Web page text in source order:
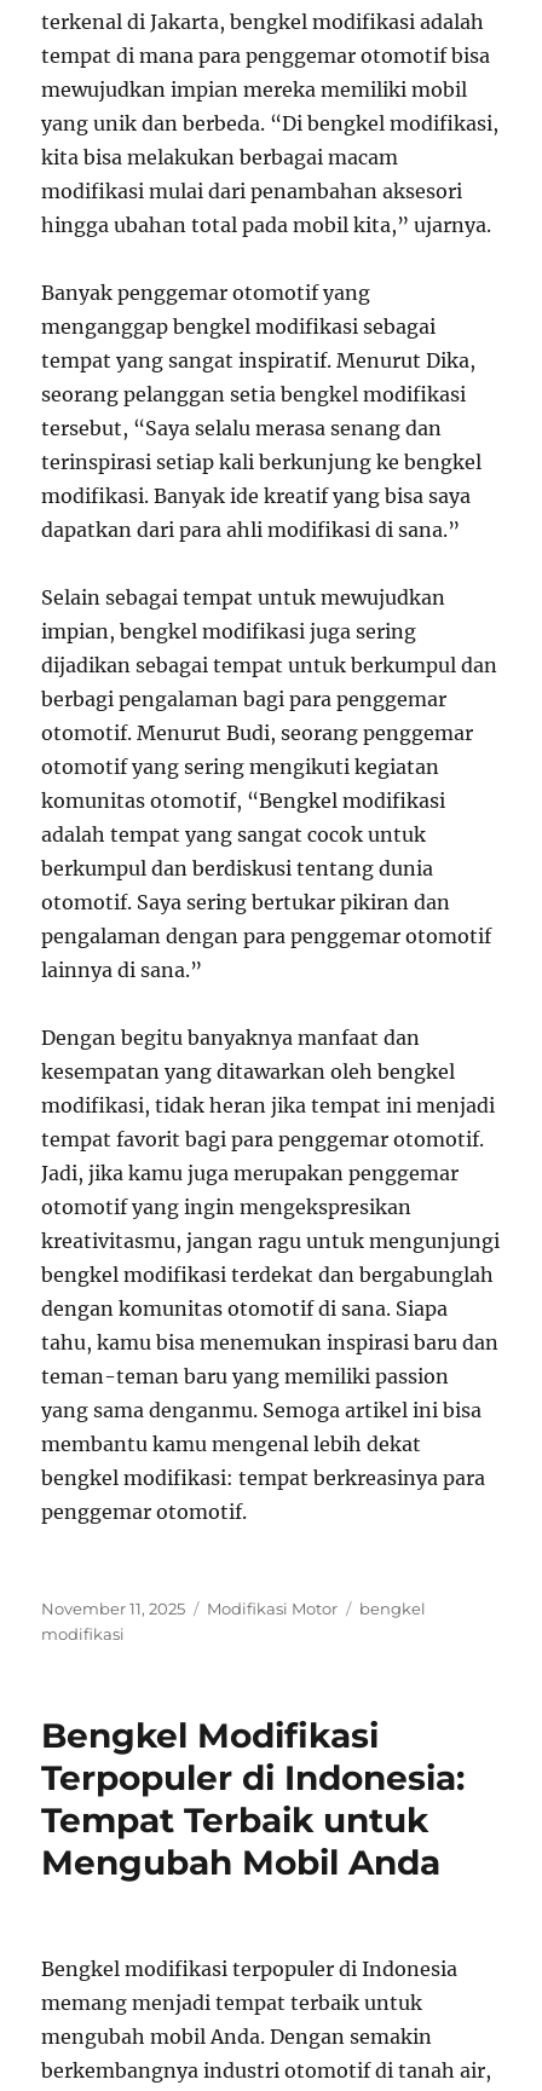
terkenal di Jakarta, bengkel modifikasi adalah
tempat di mana para penggemar otomotif bisa
mewujudkan impian mereka memiliki mobil
yang unik dan berbeda. “Di bengkel modifikasi,
kita bisa melakukan berbagai macam
modifikasi mulai dari penambahan aksesori
hingga ubahan total pada mobil kita,” ujarnya.
Banyak penggemar otomotif yang
menganggap bengkel modifikasi sebagai
tempat yang sangat inspiratif. Menurut Dika,
seorang pelanggan setia bengkel modifikasi
tersebut, “Saya selalu merasa senang dan
terinspirasi setiap kali berkunjung ke bengkel
modifikasi. Banyak ide kreatif yang bisa saya
dapatkan dari para ahli modifikasi di sana.”
Selain sebagai tempat untuk mewujudkan
impian, bengkel modifikasi juga sering
dijadikan sebagai tempat untuk berkumpul dan
berbagi pengalaman bagi para penggemar
otomotif. Menurut Budi, seorang penggemar
otomotif yang sering mengikuti kegiatan
komunitas otomotif, “Bengkel modifikasi
adalah tempat yang sangat cocok untuk
berkumpul dan berdiskusi tentang dunia
otomotif. Saya sering bertukar pikiran dan
pengalaman dengan para penggemar otomotif
lainnya di sana.”
Dengan begitu banyaknya manfaat dan
kesempatan yang ditawarkan oleh bengkel
modifikasi, tidak heran jika tempat ini menjadi
tempat favorit bagi para penggemar otomotif.
Jadi, jika kamu juga merupakan penggemar
otomotif yang ingin mengekspresikan
kreativitasmu, jangan ragu untuk mengunjungi
bengkel modifikasi terdekat dan bergabunglah
dengan komunitas otomotif di sana. Siapa
tahu, kamu bisa menemukan inspirasi baru dan
teman-teman baru yang memiliki passion
yang sama denganmu. Semoga artikel ini bisa
membantu kamu mengenal lebih dekat
bengkel modifikasi: tempat berkreasinya para
penggemar otomotif.
Posted
on
November 11, 2025 Categories
Modifikasi Motor Tags
bengkel
modifikasi
Bengkel Modifikasi
Terpopuler di Indonesia:
Tempat Terbaik untuk
Mengubah Mobil Anda
Bengkel modifikasi terpopuler di Indonesia
memang menjadi tempat terbaik untuk
mengubah mobil Anda. Dengan semakin
berkembangnya industri otomotif di tanah air,